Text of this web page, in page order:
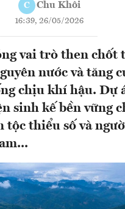
C Chu Khôi
16:39, 26/05/2026
vai trò then chốt
nước và tăng
chịu khí hậu. Dự
sinh kế bền vững
tộc thiểu số và